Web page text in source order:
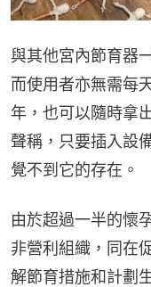
與其他宮內節育器
而使用者亦無需每
年，也可以隨時拿
聲稱，只要插入設
覺不到它的存在。
由於超過一半的懷
非營利組織，同在
解節育措施和計劃